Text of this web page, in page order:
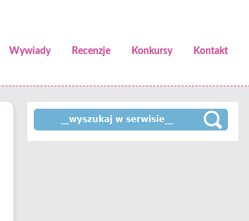
Wywiady Recenzje Konkursy Kontakt